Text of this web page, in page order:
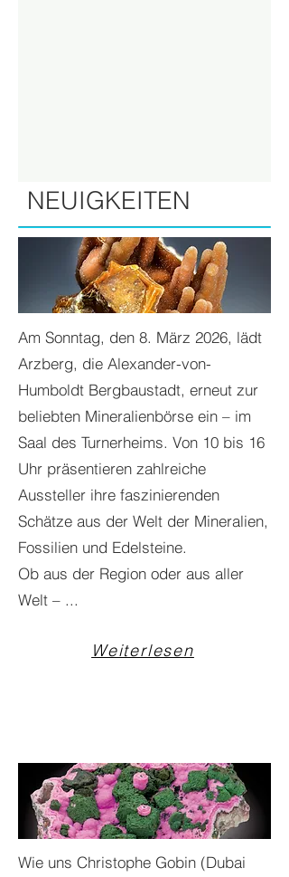
NEUIGKEITEN
Am Sonntag, den 8. März 2026, lädt
Arzberg, die Alexander-von-
Humboldt Bergbaustadt, erneut zur
beliebten Mineralienbörse ein – im
Saal des Turnerheims. Von 10 bis 16
Uhr präsentieren zahlreiche
Aussteller ihre faszinierenden
Schätze aus der Welt der Mineralien,
Fossilien und Edelsteine.
Ob aus der Region oder aus aller
Welt – ...
Weiterlesen
Wie uns Christophe Gobin (Dubai